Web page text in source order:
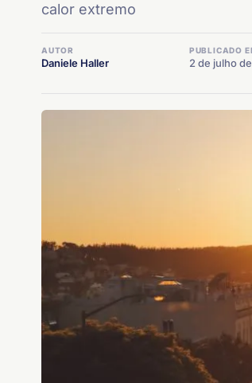
calor extremo
AUTOR
Daniele Haller
PUBLICADO
2 de julho